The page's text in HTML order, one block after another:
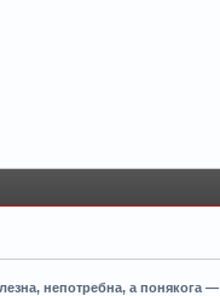
непотребна, а понякога —